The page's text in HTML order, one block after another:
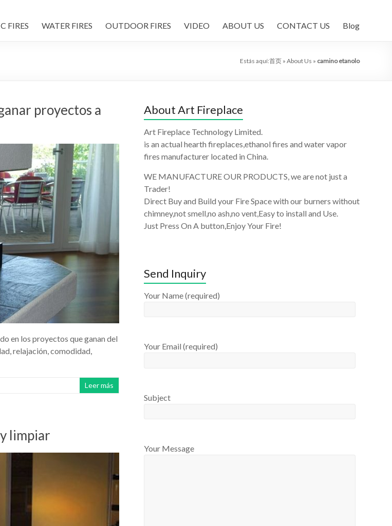
FIRES WATER FIRES OUTDOOR FIRES VIDEO ABOUT US CONTACT US Blog
Estás aquí:首页 » About Us » camino etanolo
proyectos a
en los proyectos que ganan del
relajación, comodidad,
Leer más
limpiar
About Art Fireplace
Art Fireplace Technology Limited.
is an actual hearth fireplaces,ethanol fires and water vapor
fires manufacturer located in China.
WE MANUFACTURE OUR PRODUCTS, we are not just a
Trader!
Direct Buy and Build your Fire Space with our burners without
chimney,not smell,no ash,no vent,Easy to install and Use.
Just Press On A button,Enjoy Your Fire!
Send Inquiry
Your Name (required)
Your Email (required)
Subject
Your Message